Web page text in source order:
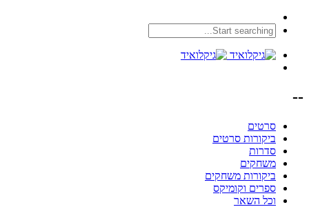
--
סרטים
ביקורות סרטים
סדרות
משחקים
ביקורות משחקים
ספרים וקומיקס
וכל השאר